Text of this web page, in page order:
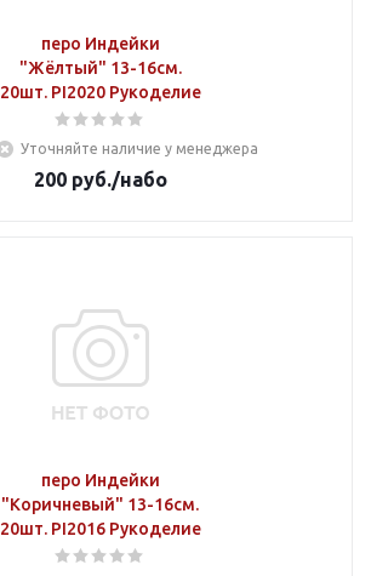
перо Индейки
"Жёлтый" 13-16см.
20шт. PI2020 Рукоделие
Уточняйте наличие у менеджера
200руб./набо
перо Индейки
"Коричневый" 13-16см.
20шт. PI2016 Рукоделие